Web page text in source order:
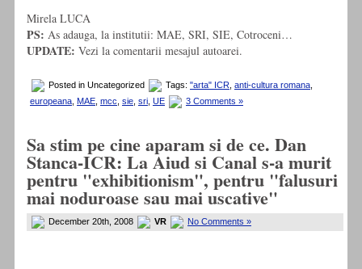
Mirela LUCA
PS: As adauga, la institutii: MAE, SRI, SIE, Cotroceni…
UPDATE: Vezi la comentarii mesajul autoarei.
Posted in Uncategorized Tags: "arta" ICR anti-cultura romana
europeana MAE mcc sie sri UE 3 Comments »
Sa stim pe cine aparam si de ce. Dan
Stanca-ICR: La Aiud si Canal s-a murit
pentru "exhibitionism", pentru "falusuri
mai noduroase sau mai uscative"
December 20th, 2008 VR No Comments »